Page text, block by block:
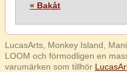
« Bakåt
LucasArts, Monkey Island,
LOOM och förmodligen en
varumärken som tillhör